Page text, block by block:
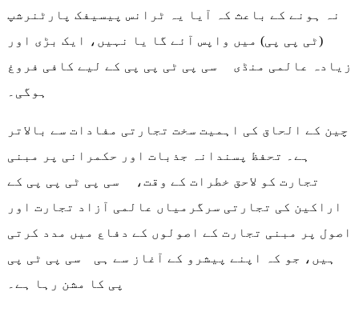
نہ ہونے کے باعث کہ آیا یہ ٹرانس پیسیفک پارٹنرشپ
(ٹی پی پی) میں واپس آئے گا یا نہیں، ایک بڑی اور
زیادہ عالمی منڈی سی پی ٹی پی پی کے لیے کافی فروغ
ہوگی۔
چین کے الحاق کی اہمیت سخت تجارتی مفادات سے بالاتر
ہے۔ تحفظ پسندانہ جذبات اور حکمرانی پر مبنی
تجارت کو لاحق خطرات کے وقت، سی پی ٹی پی پی کے
اراکین کی تجارتی سرگرمیاں عالمی آزاد تجارت اور
اصول پر مبنی تجارت کے اصولوں کے دفاع میں مدد کرتی
ہیں، جو کہ اپنے پیشرو کے آغاز سے ہی سی پی ٹی پی